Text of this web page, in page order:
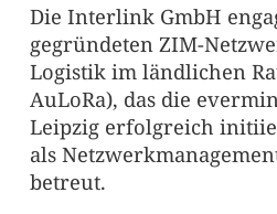
Die Interlink GmbH
gegründeten ZIM-
Logistik im ländlichen
AuLoRa), das die
Leipzig erfolgreich
als
betreut.